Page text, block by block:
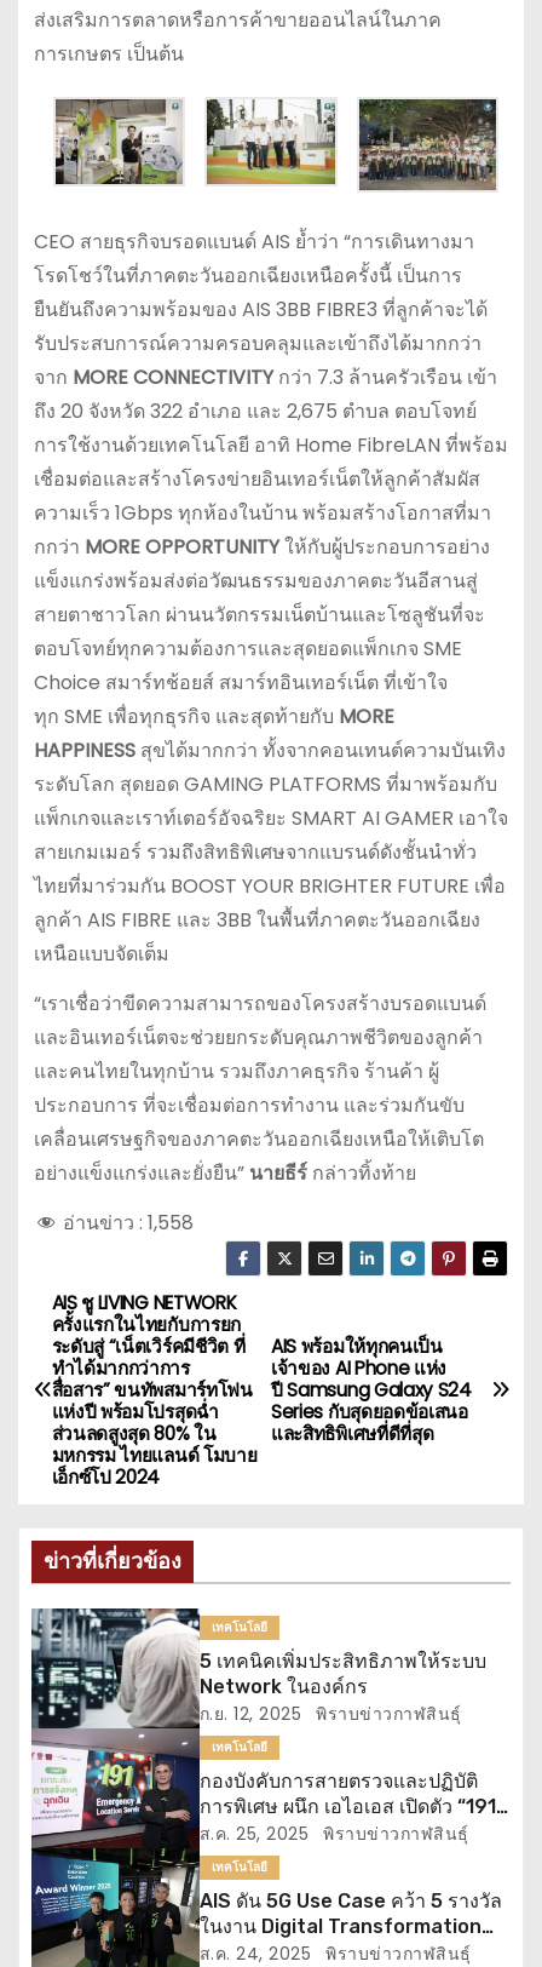
ส่งเสริมการตลาดหรือการค้าขายออนไลน์ในภาค
การเกษตร เป็นต้น
CEO สายธุรกิจบรอดแบนด์ AIS ย้ำว่า “การเดินทางมา
โรดโชว์ในที่ภาคตะวันออกเฉียงเหนือครั้งนี้ เป็นการ
ยืนยันถึงความพร้อมของ AIS 3BB FIBRE3 ที่ลูกค้าจะได้
รับประสบการณ์ความครอบคลุมและเข้าถึงได้มากกว่า
จาก MORE CONNECTIVITYกว่า 7.3 ล้านครัวเรือน เข้า
ถึง 20 จังหวัด 322 อำเภอ และ 2,675 ตำบล ตอบโจทย์
การใช้งานด้วยเทคโนโลยี อาทิ Home FibreLAN ที่พร้อม
เชื่อมต่อและสร้างโครงข่ายอินเทอร์เน็ตให้ลูกค้าสัมผัส
ความเร็ว 1Gbps ทุกห้องในบ้าน พร้อมสร้างโอกาสที่มา
กกว่า MORE OPPORTUNITYให้กับผู้ประกอบการอย่าง
แข็งแกร่งพร้อมส่งต่อวัฒนธรรมของภาคตะวันอีสานสู่
สายตาชาวโลก ผ่านนวัตกรรมเน็ตบ้านและโซลูชันที่จะ
ตอบโจทย์ทุกความต้องการและสุดยอดแพ็กเกจ SME
Choice สมาร์ทช้อยส์ สมาร์ทอินเทอร์เน็ต ที่เข้าใจ
ทุก SME เพื่อทุกธุรกิจ และสุดท้ายกับ MORE
HAPPINESSสุขได้มากกว่า ทั้งจากคอนเทนต์ความบันเทิง
ระดับโลก สุดยอด GAMING PLATFORMS ที่มาพร้อมกับ
แพ็กเกจและเราท์เตอร์อัจฉริยะ SMART AI GAMER เอาใจ
สายเกมเมอร์ รวมถึงสิทธิพิเศษจากแบรนด์ดังชั้นนำทั่ว
ไทยที่มาร่วมกัน BOOST YOUR BRIGHTER FUTURE เพื่อ
ลูกค้า AIS FIBRE และ 3BB ในพื้นที่ภาคตะวันออกเฉียง
เหนือแบบจัดเต็ม
“เราเชื่อว่าขีดความสามารถของโครงสร้างบรอดแบนด์
และอินเทอร์เน็ตจะช่วยยกระดับคุณภาพชีวิตของลูกค้า
และคนไทยในทุกบ้าน รวมถึงภาคธุรกิจ ร้านค้า ผู้
ประกอบการ ที่จะเชื่อมต่อการทำงาน และร่วมกันขับ
เคลื่อนเศรษฐกิจของภาคตะวันออกเฉียงเหนือให้เติบโต
อย่างแข็งแกร่งและยั่งยืน” นายธีร์ กล่าวทิ้งท้าย
อ่านข่าว : 1,558
แ
น
แ
ว
เ
รื่
อ
ง
AIS พร้อมให้ทุกคนเป็น
เจ้าของ AI Phone แห่ง
ปี Samsung Galaxy S24
Series กับสุดยอดข้อเสนอ
และสิทธิพิเศษที่ดีที่สุด
AIS ชู LIVING NETWORK
ครั้งแรกในไทยกับการยก
ระดับสู่ “เน็ตเวิร์คมีชีวิต ที่
ทำได้มากกว่าการ
สื่อสาร” ขนทัพสมาร์ทโฟน
แห่งปี พร้อมโปรสุดฉ่ำ
ส่วนลดสูงสุด 80% ใน
มหกรรม ไทยแลนด์ โมบาย
เอ็กซ์โป 2024
ข่าวที่เกี่ยวข้อง
เทคโนโลยี
5 เทคนิคเพิ่มประสิทธิภาพให้ระบบ
Network ในองค์กร
ก.ย. 12, 2025 พิราบข่าวกาฬสินธุ์
เทคโนโลยี
กองบังคับการสายตรวจและปฏิบัติ
การพิเศษ ผนึก เอไอเอส เปิดตัว “191
ELS” ระบุตำแหน่งผู้แจ้งเหตุฉุกเฉิน
ครั้งแรกในไทย
ส.ค. 25, 2025 พิราบข่าวกาฬสินธุ์
เทคโนโลยี
AIS ดัน 5G Use Case คว้า 5 รางวัล
ในงาน Digital Transformation
World 2025 โดย TM Forum ต่อ
ส.ค. 24, 2025 พิราบข่าวกาฬสินธุ์